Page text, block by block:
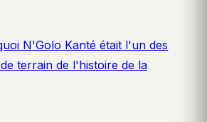
N'Golo Kanté était l'un des
terrain de l'histoire de la